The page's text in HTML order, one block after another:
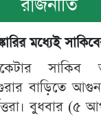
রাজনীতি
মধ্যেই
বাড়িতে আগুন
বুধবার (৫